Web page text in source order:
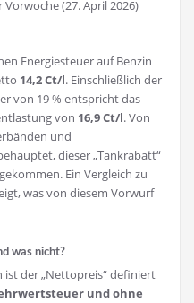
(27. April 2026)
Energiesteuer auf Benzin
14,2 Ct/l. Einschließlich der
von 19 % entspricht das
von 16,9 Ct/l. Von
und
dieser „Tankrabatt“
Ein Vergleich zu
was von diesem Vorwurf
was nicht?
ist der „Nettopreis“ definiert
und ohne